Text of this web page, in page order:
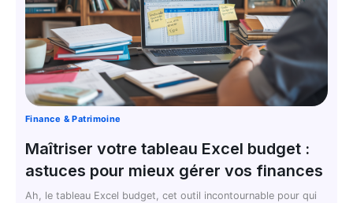
Finance & Patrimoine
Maîtriser votre tableau Excel budget :
astuces pour mieux gérer vos finances
Ah, le tableau Excel budget, cet outil incontournable pour qui